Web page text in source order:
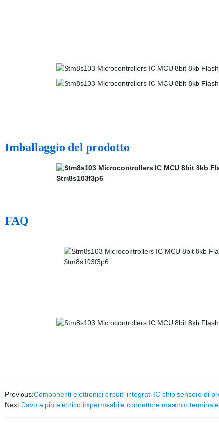
Imballaggio del prodotto
FAQ
Previous:Componenti elettronici circuiti integrati IC chip sensore di
Next:Cavo a pin elettrico impermeabile connettore maschio